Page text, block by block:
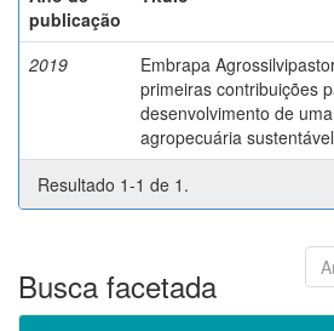
publicação
2019
Embrapa
primeiras contribuições
desenvolvimento de uma
agropecuária
Resultado 1-1 de 1.
Busca facetada